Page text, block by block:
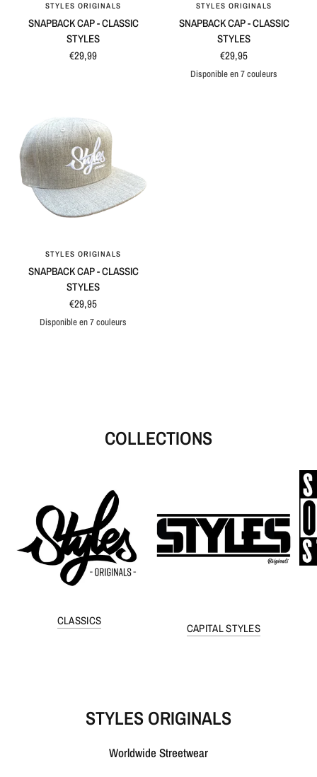
APERÇU RAPIDE
STYLES ORIGINALS
SNAPBACK CAP - CLASSIC
STYLES
€29,99
APERÇU RAPIDE
STYLES ORIGINALS
SNAPBACK CAP - CLASSIC
STYLES
€29,95
Natural / BlackBlackBlueMaroon
GreyBlack / GreyBlue / Grey
Disponible en 7 couleurs
APERÇU RAPIDE
STYLES ORIGINALS
SNAPBACK CAP - CLASSIC
STYLES
€29,95
GreyBlackMaroon
BlueBlack / GreyBlue / GreyNatural / Black
Disponible en 7 couleurs
COLLECTIONS
CLASSICS
CAPITAL STYLES
STYLES ORIGINALS
Worldwide Streetwear